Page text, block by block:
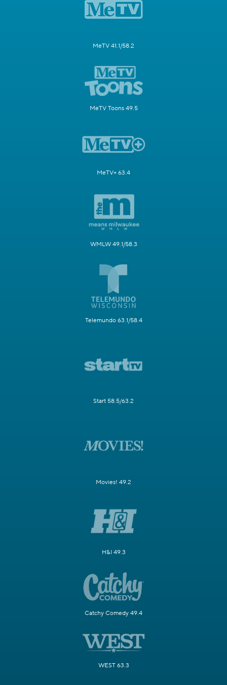
MeTV 41.1/58.2
MeTV Toons 49.5
MeTV+ 63.4
WMLW 49.1/58.3
Telemundo 63.1/58.4
Start 58.5/63.2
Movies! 49.2
H&I 49.3
Catchy Comedy 49.4
WEST 63.3